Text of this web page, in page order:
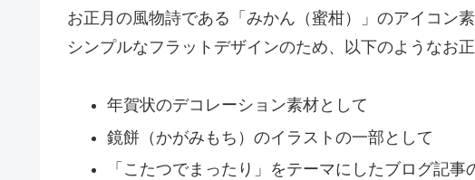
お正月の風物詩である「みかん（蜜柑）」のアイコン素
シンプルなフラットデザインのため、以下のようなお
年賀状のデコレーション素材として
鏡餅（かがみもち）のイラストの一部として
「こたつでまったり」をテーマにしたブログ記事